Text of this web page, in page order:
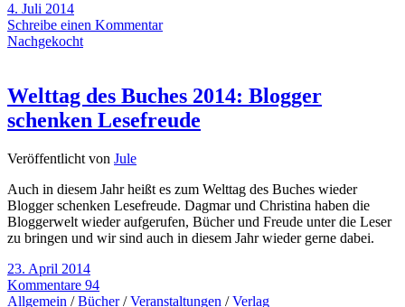
4. Juli 2014
Schreibe einen Kommentar
Nachgekocht
Welttag des Buches 2014: Blogger
schenken Lesefreude
Veröffentlicht von Jule
Auch in diesem Jahr heißt es zum Welttag des Buches wieder
Blogger schenken Lesefreude. Dagmar und Christina haben die
Bloggerwelt wieder aufgerufen, Bücher und Freude unter die Leser
zu bringen und wir sind auch in diesem Jahr wieder gerne dabei.
23. April 2014
Kommentare 94
Allgemein /Bücher/Veranstaltungen /Verlag